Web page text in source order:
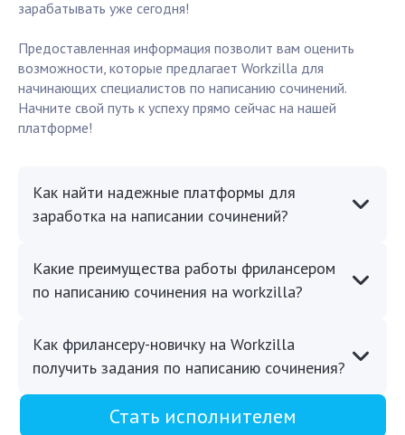
зарабатывать уже сегодня!
Предоставленная информация позволит вам оценить
возможности, которые предлагает Workzilla для
начинающих специалистов по написанию сочинений.
Начните свой путь к успеху прямо сейчас на нашей
платформе!
Как найти надежные платформы для
заработка на написании сочинений?
Какие преимущества работы фрилансером
по написанию сочинения на workzilla?
Как фрилансеру-новичку на Workzilla
получить задания по написанию сочинения?
Стать исполнителем